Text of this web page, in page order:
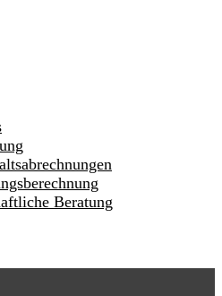
Beratung